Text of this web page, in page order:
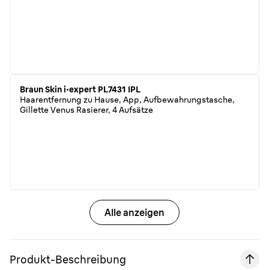
Braun Skin i·expert PL7431 IPL
Haarentfernung zu Hause, App, Aufbewahrungstasche,
Gillette Venus Rasierer, 4 Aufsätze
Alle anzeigen
Produkt-Beschreibung